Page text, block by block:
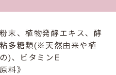
末、植物発酵エキス、酵
多糖類(※天然由来や植
)、ビタミンE
料》